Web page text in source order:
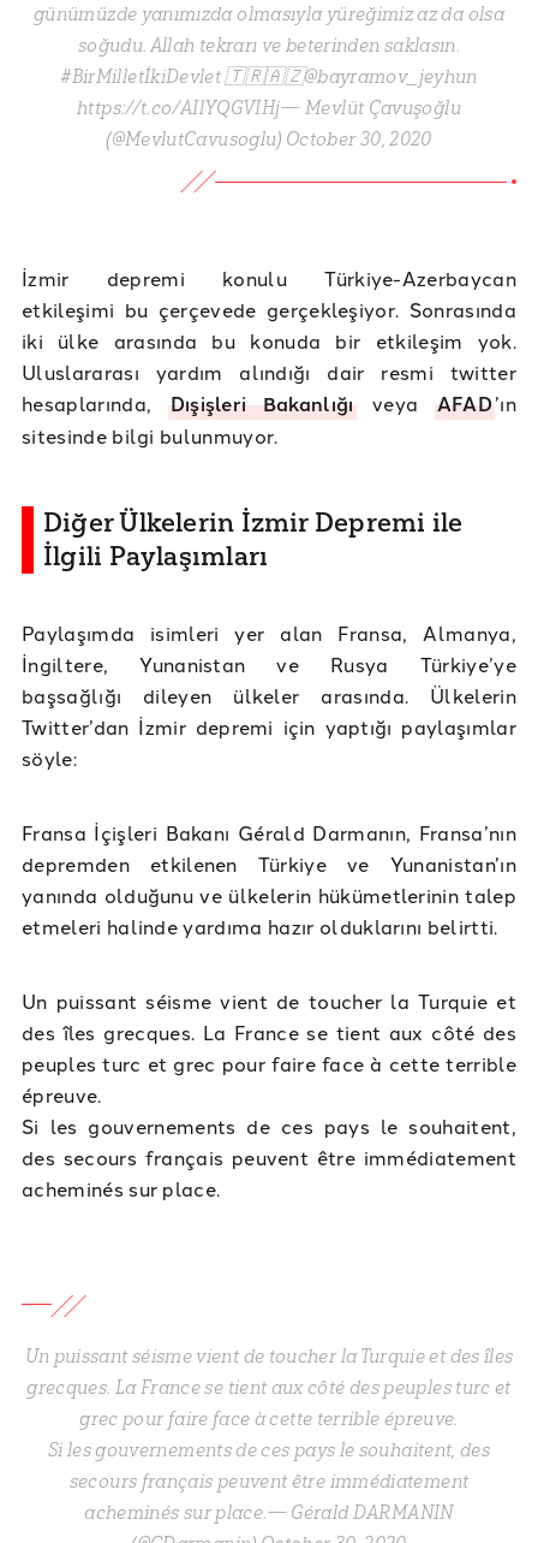
günümüzde yanımızda olmasıyla yüreğimiz az da olsa
soğudu. Allah tekrarı ve beterinden saklasın.
#BirMilletİkiDevlet 🇹🇷🇦🇿@bayramov_jeyhun
https://t.co/AIlYQGVIHj— Mevlüt Çavuşoğlu
(@MevlutCavusoglu) October 30, 2020
İzmir depremi konulu Türkiye-Azerbaycan
etkileşimi bu çerçevede gerçekleşiyor. Sonrasında
iki ülke arasında bu konuda bir etkileşim yok.
Uluslararası yardım alındığı dair resmi twitter
hesaplarında, Dışişleri Bakanlığıveya AFAD’ın
sitesinde bilgi bulunmuyor.
Diğer Ülkelerin İzmir Depremi ile
İlgili Paylaşımları
Paylaşımda isimleri yer alan Fransa, Almanya,
İngiltere, Yunanistan ve Rusya Türkiye’ye
başsağlığı dileyen ülkeler arasında. Ülkelerin
Twitter’dan İzmir depremi için yaptığı paylaşımlar
söyle:
Fransa İçişleri Bakanı Gérald Darmanın, Fransa’nın
depremden etkilenen Türkiye ve Yunanistan’ın
yanında olduğunu ve ülkelerin hükümetlerinin talep
etmeleri halinde yardıma hazır olduklarını belirtti.
Un puissant séisme vient de toucher la Turquie et
des îles grecques. La France se tient aux côté des
peuples turc et grec pour faire face à cette terrible
épreuve.
Si les gouvernements de ces pays le souhaitent,
des secours français peuvent être immédiatement
acheminés sur place.
Un puissant séisme vient de toucher la Turquie et des îles
grecques. La France se tient aux côté des peuples turc et
grec pour faire face à cette terrible épreuve.
Si les gouvernements de ces pays le souhaitent, des
secours français peuvent être immédiatement
acheminés sur place.— Gérald DARMANIN